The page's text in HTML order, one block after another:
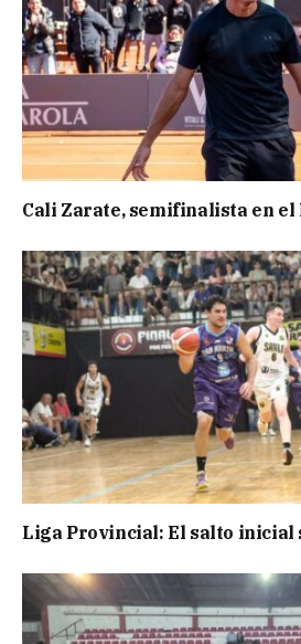
Cali Zarate, semifinalista en el
Liga Provincial: El salto inicial